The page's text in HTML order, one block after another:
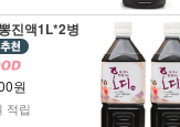
진액1L*2병
원
적립